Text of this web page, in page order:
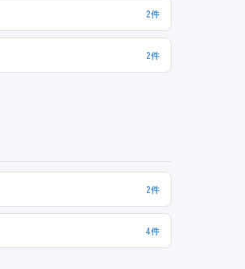
2件
2件
2件
4件